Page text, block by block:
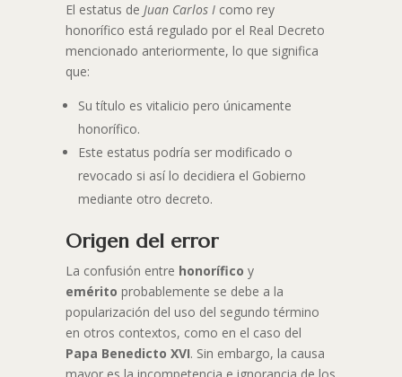
El estatus de Juan Carlos Icomo rey
honorífico está regulado por el Real Decreto
mencionado anteriormente, lo que significa
que:
Su título es vitalicio pero únicamente
honorífico.
Este estatus podría ser modificado o
revocado si así lo decidiera el Gobierno
mediante otro decreto.
Origen del error
La confusión entre honorífico y
emérito probablemente se debe a la
popularización del uso del segundo término
en otros contextos, como en el caso del
Papa Benedicto XVI. Sin embargo, la causa